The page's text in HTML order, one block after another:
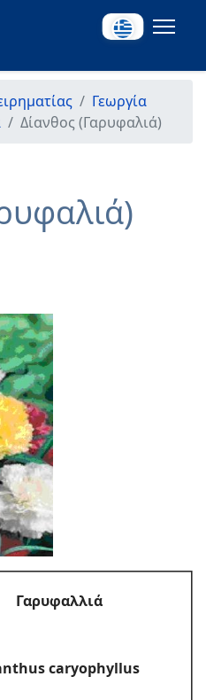
Γεωργία
Δίανθος (Γαρυφαλιά)
Γαρυφαλλιά
caryophyllus